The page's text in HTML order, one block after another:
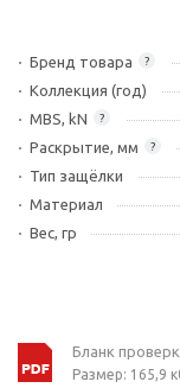
?
Бренд товара
Коллекция (год)
?
MBS, kN
?
Раскрытие, мм
Тип защёлки
Материал
Вес, гр
Бланк
Размер: 165,9